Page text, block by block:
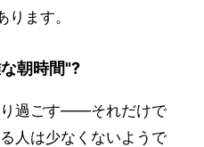
ます。
朝時間"?
り過ごす――それだけで
人は少なくないようで